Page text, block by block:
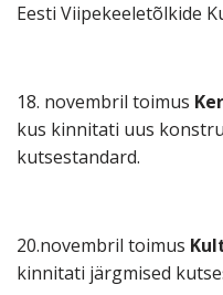
Eesti Viipekeeletõlkide
18. novembril toimus
kus kinnitati uus
kutsestandard.
20.novembril toimus
kinnitati järgmised